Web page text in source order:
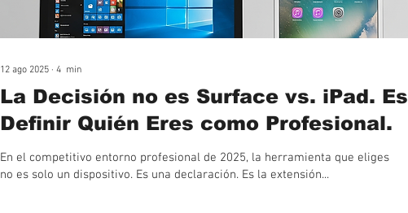
12 ago 2025 ∙ 4 min
La Decisión no es Surface vs. iPad. Es
Definir Quién Eres como Profesional.
En el competitivo entorno profesional de 2025, la herramienta que eliges
no es solo un dispositivo. Es una declaración. Es la extensión...